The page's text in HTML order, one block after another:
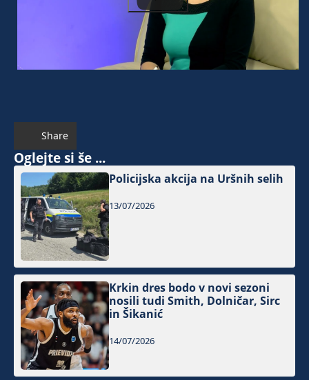
Share
Oglejte si še ...
Policijska akcija na Uršnih selih
13/07/2026
Krkin dres bodo v novi sezoni
nosili tudi Smith, Dolničar, Sirc
in Šikanić
14/07/2026